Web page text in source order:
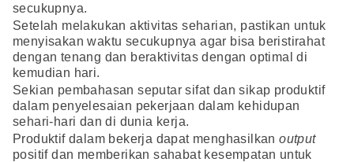
secukupnya.
Setelah melakukan aktivitas seharian, pastikan untuk
menyisakan waktu secukupnya agar bisa beristirahat
dengan tenang dan beraktivitas dengan optimal di
kemudian hari.
Sekian pembahasan seputar sifat dan sikap produktif
dalam penyelesaian pekerjaan dalam kehidupan
sehari-hari dan di dunia kerja.
Produktif dalam bekerja dapat menghasilkanoutput
positif dan memberikan sahabat kesempatan untuk